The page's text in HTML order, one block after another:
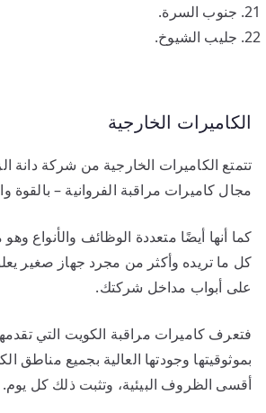
جنوب السرة.
جليب الشيوخ.
الكاميرات الخارجية
تتمتع الكاميرات الخارجية من شركة دانة
مجال كاميرات مراقبة الفروانية – بالقوة
كما أنها أيضًا متعددة الوظائف والأنواع
كل ما تريده وأكثر من مجرد جهاز صغير
على أبواب مداخل شركتك.
فتعرف كاميرات مراقبة الكويت التي
بموثوقيتها وجودتها العالية بجميع
أقسى الظروف البيئية، وتثبت ذلك كل يوم.